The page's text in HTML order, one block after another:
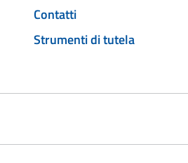
Contatti
Strumenti di tutela